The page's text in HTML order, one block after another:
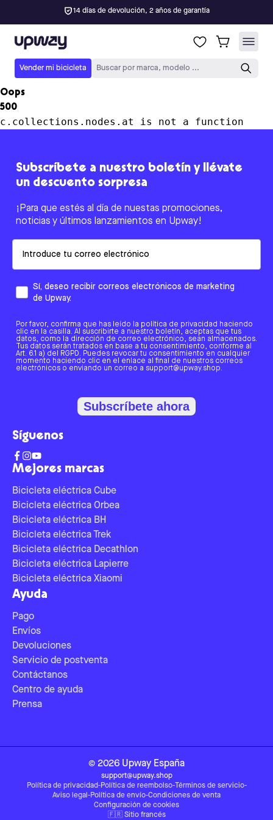
14 días de devolución, 2 años de garantía
Upway
Vender mi bicicleta Buscar por marca, modelo ...
Oops
500
c.collections.nodes.at is not a function
Mejores marcas
Bicicleta eléctrica Cube
Bicicleta eléctrica Orbea
Bicicleta eléctrica BH
Bicicleta eléctrica Trek
Bicicleta eléctrica Decathlon
Bicicleta eléctrica Lapierre
Bicicleta eléctrica Xiaomi
Ayuda
Pago
Envíos
Devoluciones
Servicio de postventa
Contáctanos
Centro de ayuda
Prensa
Subscríbete a nuestro boletín y llévate
un descuento sorpresa
¡Para que estés al día de nuestas promociones,
noticias y últimos lanzamientos en Upway!
Sí, deseo recibir correos electrónicos de marketing
de Upway.
Por favor, confirma que has leído la política de privacidad haciendo
clic en la casilla. Al suscribirte a nuestro boletín, aceptas que tus
datos, como la dirección de correo electrónico, sean almacenados.
Tus datos serán tratados en base a tu consentimiento, conforme al
Art. 6.1 a) del RGPD. Puedes revocar tu consentimiento en cualquier
momento haciendo clic en el enlace al final de nuestros correos
electrónicos o enviando un correo a support@upway.shop.
Subscríbete ahora
Síguenos
© 2026 Upway España
support@upway.shop
Política de privacidad-Política de reembolso-Términos de servicio-
Aviso legal -Política de envío-Condiciones de venta
Configuración de cookies
🇫🇷 Sitio francés